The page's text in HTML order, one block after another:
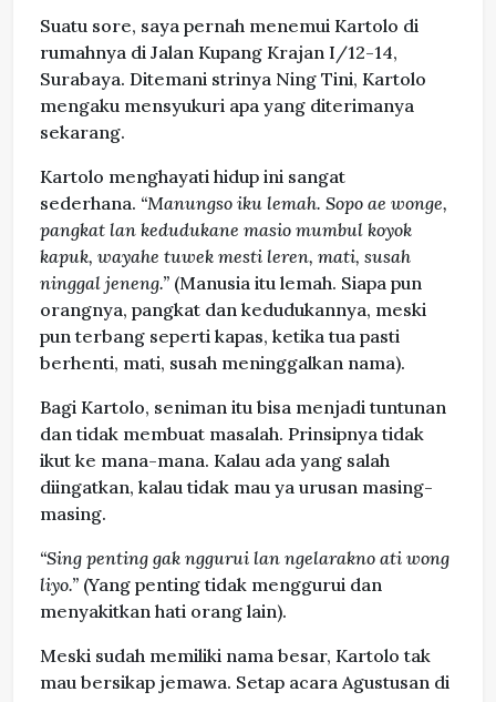
Suatu sore, saya pernah menemui Kartolo di
rumahnya di Jalan Kupang Krajan I/12-14,
Surabaya. Ditemani strinya Ning Tini, Kartolo
mengaku mensyukuri apa yang diterimanya
sekarang.
Kartolo menghayati hidup ini sangat
sederhana. “Manungso iku lemah. Sopo ae wonge,
pangkat lan kedudukane masio mumbul koyok
kapuk, wayahe tuwek mesti leren, mati, susah
ninggal jeneng.” (Manusia itu lemah. Siapa pun
orangnya, pangkat dan kedudukannya, meski
pun terbang seperti kapas, ketika tua pasti
berhenti, mati, susah meninggalkan nama).
Bagi Kartolo, seniman itu bisa menjadi tuntunan
dan tidak membuat masalah. Prinsipnya tidak
ikut ke mana-mana. Kalau ada yang salah
diingatkan, kalau tidak mau ya urusan masing-
masing.
“Sing penting gak nggurui lan ngelarakno ati wong
liyo.” (Yang penting tidak menggurui dan
menyakitkan hati orang lain).
Meski sudah memiliki nama besar, Kartolo tak
mau bersikap jemawa. Setap acara Agustusan di